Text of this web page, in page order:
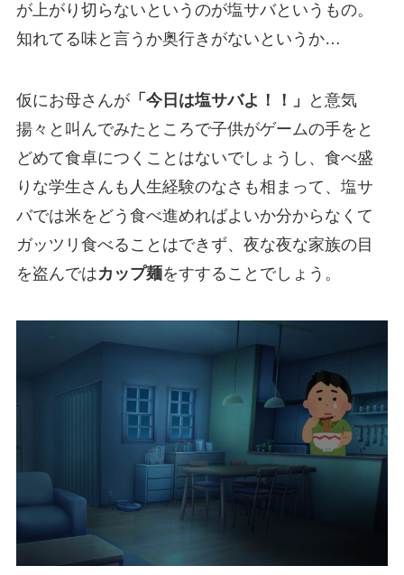
が上がり切らないというのが塩サバというもの。
知れてる味と言うか奥行きがないというか…
仮にお母さんが「今日は塩サバよ！！」
と意気
揚々と叫んでみたところで子供がゲームの手をと
どめて食卓につくことはないでしょうし、食べ盛
りな学生さんも人生経験のなさも相まって、塩サ
バでは米をどう食べ進めればよいか分からなくて
ガッツリ食べることはできず、夜な夜な家族の目
を盗んではカップ麺をすすることでしょう。